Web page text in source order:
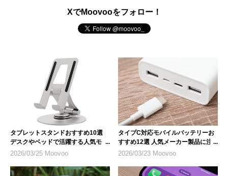
XでMoovooをフォロー！
タブレットスタンドおすすめ10選
デスクやベッドで活躍する人気モデ
ル
2026/03/25 Moovoo
タイプC対応モバイルバッテリーお
すすめ12選 人気メーカー製品に注
目
2026/03/23 Moovoo